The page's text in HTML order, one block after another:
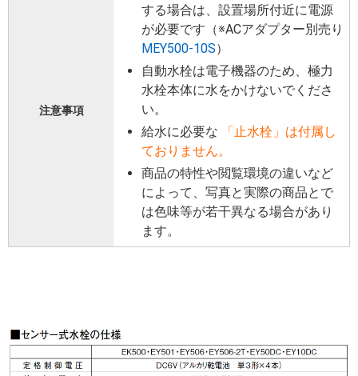
注意事項
する場合は、設置場所付近に電源
が必要です（※ACアダプター別売り
MEY500-10S）
自動水栓は電子機器のため、極力
水栓本体に水をかけないでくださ
い。
給水に必要な
「止水栓」は付属し
ておりません。
商品の特性や閲覧環境の違いなど
によって、写真と実際の商品とで
は色味等が若干異なる場合があり
ます。